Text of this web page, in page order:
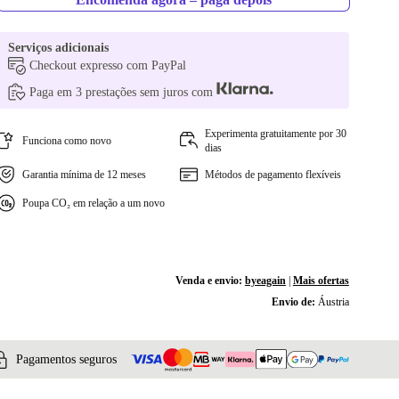
Serviços adicionais
Checkout expresso com PayPal
Paga em 3 prestações sem juros com
Funciona como novo
Experimenta gratuitamente por 30
dias
Garantia mínima de 12 meses Métodos de pagamento flexíveis
Poupa CO₂ em relação a um novo
Venda e envio: byeagain| Mais ofertas
Envio de: Áustria
Pagamentos seguros